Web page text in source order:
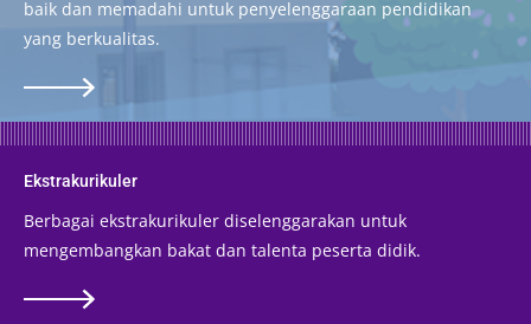
baik dan memadahi untuk penyelenggaraan pendidikan
yang berkualitas.
Ekstrakurikuler
Berbagai ekstrakurikuler diselenggarakan untuk
mengembangkan bakat dan talenta peserta didik.